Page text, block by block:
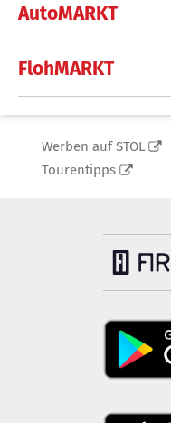
AutoMARKT
FlohMARKT
Werben auf STOL
Tourentipps